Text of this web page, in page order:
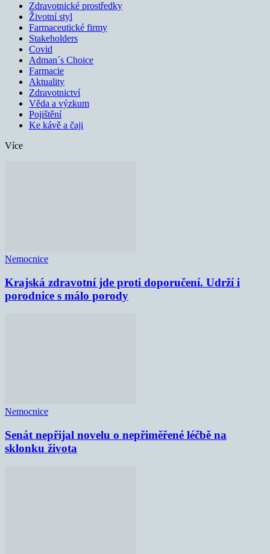
Zdravotnické prostředky
Životní styl
Farmaceutické firmy
Stakeholders
Covid
Adman´s Choice
Farmacie
Aktuality
Zdravotnictví
Věda a výzkum
Pojištění
Ke kávě a čaji
Více
Nemocnice
Krajská zdravotní jde proti doporučení. Udrží i
porodnice s málo porody
Nemocnice
Senát nepřijal novelu o nepřiměřené léčbě na
sklonku života